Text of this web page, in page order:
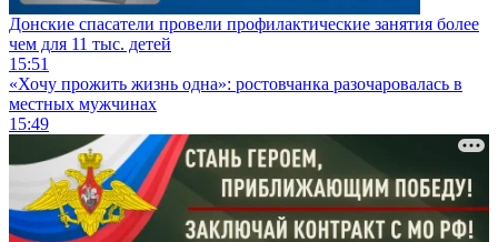
Донские спасатели провели профилактические занятия более
чем для 11 тыс. детей
15:51
«Хочу прожить жизнь одна»: ростовчанка разочаровалась в
местных мужчинах
15:49